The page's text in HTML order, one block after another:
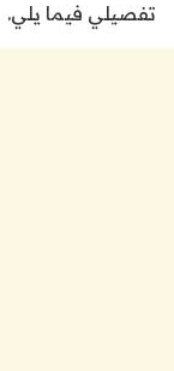
تفصيلي فيما يلي.